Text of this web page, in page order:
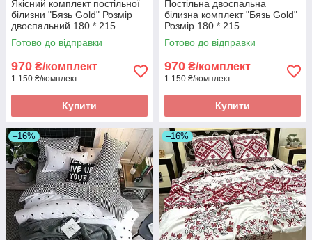
Якісний комплект постільної
білизни "Бязь Gold" Розмір
двоспальний 180 * 215
Готово до відправки
970 ₴/комплект
1 150 ₴/комплект
Купити
Постільна двоспальна
білизна комплект "Бязь Gold"
Розмір 180 * 215
Готово до відправки
970 ₴/комплект
1 150 ₴/комплект
Купити
–16% –16%